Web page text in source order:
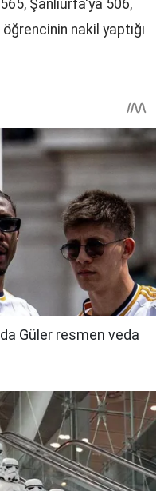
Şanlıurfa'ya 506,
nakil yaptığı